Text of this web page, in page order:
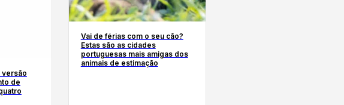
versão
de
Vai de férias com o seu cão?
Estas são as cidades
portuguesas mais amigas dos
animais de estimação